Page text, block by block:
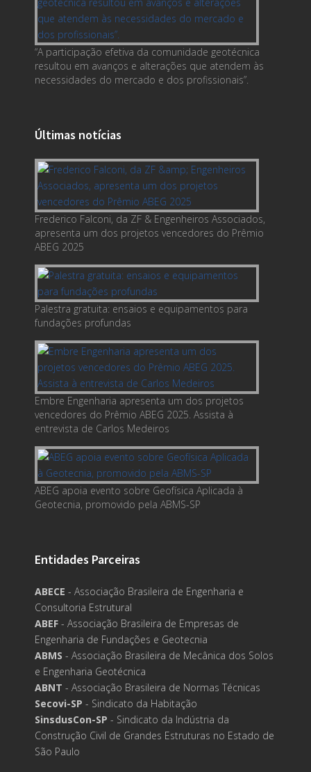
“A participação efetiva da comunidade geotécnica
resultou em avanços e alterações que atendem às
necessidades do mercado e dos profissionais”.
Últimas notícias
Frederico Falconi, da ZF & Engenheiros Associados,
apresenta um dos projetos vencedores do Prêmio
ABEG 2025
Palestra gratuita: ensaios e equipamentos para
fundações profundas
Embre Engenharia apresenta um dos projetos
vencedores do Prêmio ABEG 2025. Assista à
entrevista de Carlos Medeiros
ABEG apoia evento sobre Geofísica Aplicada à
Geotecnia, promovido pela ABMS-SP
Entidades Parceiras
ABECE - Associação Brasileira de Engenharia e
Consultoria Estrutural
ABEF - Associação Brasileira de Empresas de
Engenharia de Fundações e Geotecnia
ABMS - Associação Brasileira de Mecânica dos Solos
e Engenharia Geotécnica
ABNT - Associação Brasileira de Normas Técnicas
Secovi-SP - Sindicato da Habitação
SinsdusCon-SP - Sindicato da Indústria da
Construção Civil de Grandes Estruturas no Estado de
São Paulo